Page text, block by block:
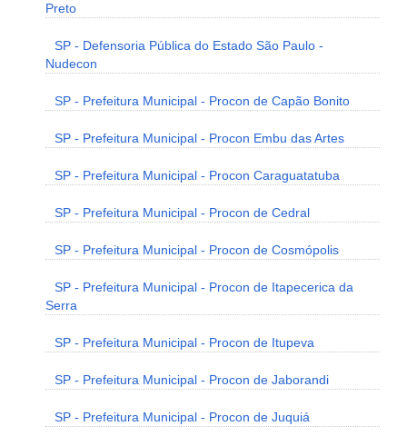
Preto
SP - Defensoria Pública do Estado São Paulo -
Nudecon
SP - Prefeitura Municipal - Procon de Capão Bonito
SP - Prefeitura Municipal - Procon Embu das Artes
SP - Prefeitura Municipal - Procon Caraguatatuba
SP - Prefeitura Municipal - Procon de Cedral
SP - Prefeitura Municipal - Procon de Cosmópolis
SP - Prefeitura Municipal - Procon de Itapecerica da
Serra
SP - Prefeitura Municipal - Procon de Itupeva
SP - Prefeitura Municipal - Procon de Jaborandi
SP - Prefeitura Municipal - Procon de Juquiá